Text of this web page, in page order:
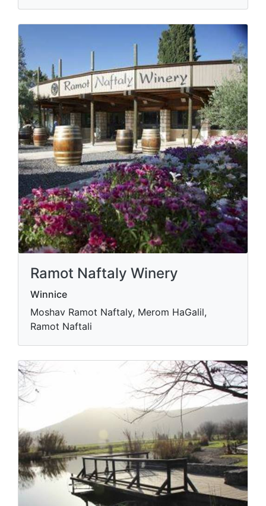
Ramot Naftaly Winery
Winnice
Moshav Ramot Naftaly, Merom HaGalil,
Ramot Naftali